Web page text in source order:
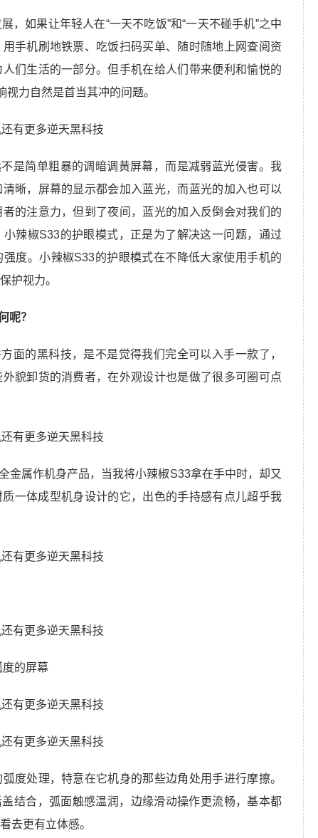
，如果让年轻人在“一天不吃饭”和“一天不碰手机”之中
手机刷地铁票、吃饭扫码买单、随时随地上网查阅资
们生活的一部分。但手机在给人们带来便利和愉悦的
视力自然是首当其冲的问题。
是简单粗暴的调暗调黄屏幕，而是减弱蓝光侵害。我
晰，屏幕的显示都会加入蓝光，而蓝光的加入也可以
的注意力，但到了夜间，蓝光的加入反倒会对我们的
辣椒S33的护眼模式，正是为了解决这一问题，通过
度。小辣椒S33的护眼模式在不降低大家使用手机的
护视力。
呢？
面的黑科技，是不是觉得我们完全可以入手一款了，
貌卸货的消费者，在外观设计也是做了很多可圈可点
金属作机身产品，当我将小辣椒S33拿在手中时，却又
一体成型机身设计的它，出色的手持感有点儿超乎我
的屏幕
度处理，特意在它机身的那些边角处用手进行摩擦。
结合，弧面触感温润，边缘滑动操作更流畅，基本都
去更有立体感。